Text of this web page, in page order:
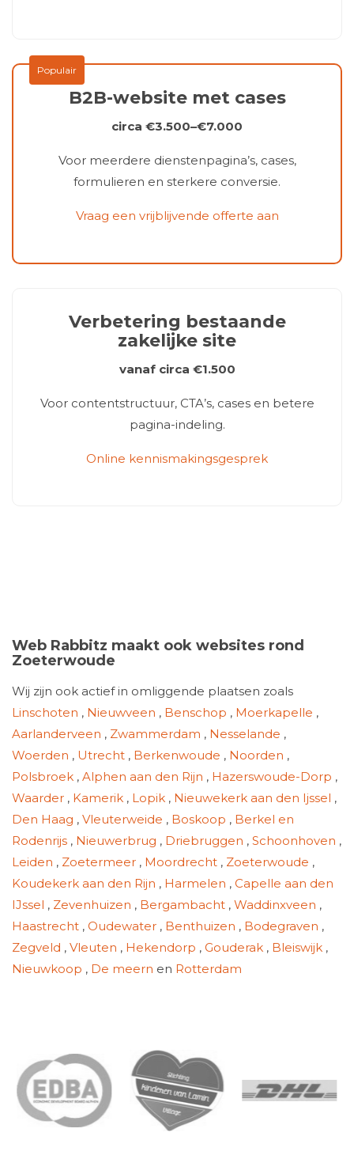
B2B-website met cases
circa €3.500–€7.000
Voor meerdere dienstenpagina’s, cases,
formulieren en sterkere conversie.
Vraag een vrijblijvende offerte aan
Verbetering bestaande
zakelijke site
vanaf circa €1.500
Voor contentstructuur, CTA’s, cases en betere
pagina-indeling.
Online kennismakingsgesprek
Web Rabbitz maakt ook websites rond
Zoeterwoude
Wij zijn ook actief in omliggende plaatsen zoals
Linschoten , Nieuwveen , Benschop , Moerkapelle ,
Aarlanderveen , Zwammerdam , Nesselande ,
Woerden , Utrecht , Berkenwoude , Noorden ,
Polsbroek , Alphen aan den Rijn , Hazerswoude-Dorp ,
Waarder , Kamerik , Lopik , Nieuwekerk aan den Ijssel ,
Den Haag , Vleuterweide , Boskoop , Berkel en
Rodenrijs , Nieuwerbrug , Driebruggen , Schoonhoven ,
Leiden , Zoetermeer , Moordrecht , Zoeterwoude ,
Koudekerk aan den Rijn , Harmelen , Capelle aan den
IJssel , Zevenhuizen , Bergambacht , Waddinxveen ,
Haastrecht , Oudewater , Benthuizen , Bodegraven ,
Zegveld , Vleuten , Hekendorp , Gouderak , Bleiswijk ,
Nieuwkoop , De meern en Rotterdam